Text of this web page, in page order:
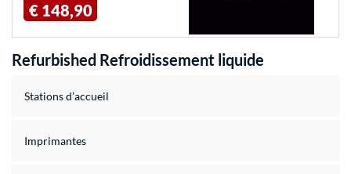
€ 148,90
Refurbished Refroidissement liquide
Stations d’accueil
Imprimantes